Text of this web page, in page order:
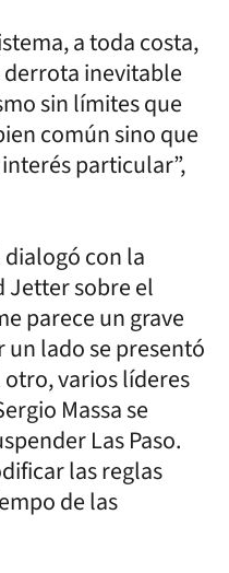
a toda costa,
inevitable
sin límites que
común sino que
particular”,
con la
Jetter sobre el
parece un grave
lado se presentó
varios líderes
Massa se
Las Paso.
las reglas
de las